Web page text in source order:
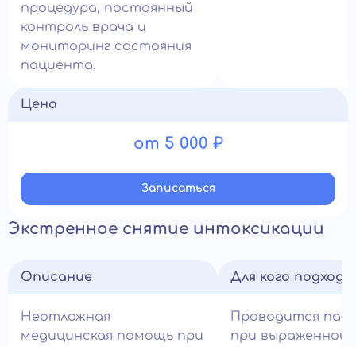
процедура, постоянный
контроль врача и
мониторинг состояния
пациента.
Цена
от 5 000 ₽
Записатьcя
Экстренное снятие интоксикации
Описание
Неотложная
медицинская помощь при
Для кого
Проводится
при выраженной